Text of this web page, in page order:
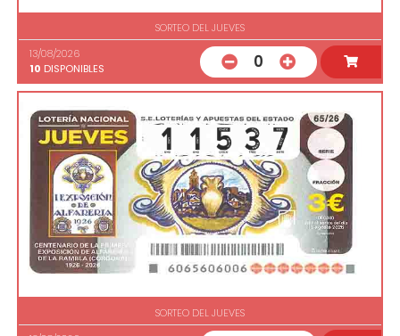
SORTEO DEL JUEVES
13/08/2026
10 DISPONIBLES 0
SORTEO DEL JUEVES